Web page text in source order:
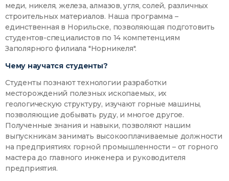
меди, никеля, железа, алмазов, угля, солей, различных
строительных материалов. Наша программа –
единственная в Норильске, позволяющая подготовить
студентов-специалистов по 14 компетенциям
Заполярного филиала "Норникеля".
Чему научатся студенты?
Студенты познают технологии разработки
месторождений полезных ископаемых, их
геологическую структуру, изучают горные машины,
позволяющие добывать руду, и многое другое.
Полученные знания и навыки, позволяют нашим
выпускникам занимать высокооплачиваемые должности
на предприятиях горной промышленности – от горного
мастера до главного инженера и руководителя
предприятия.